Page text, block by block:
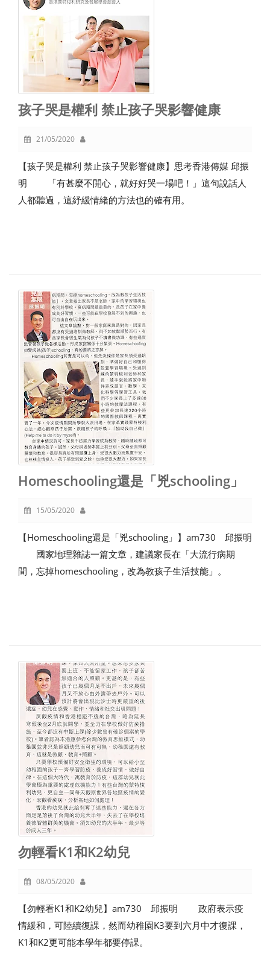
孩子哭是權利 禁止孩子哭影響健康
21/05/2020
【孩子哭是權利 禁止孩子哭影響健康】思考香港傳媒 邱振
明 「有甚麼不開心，就好好哭一場吧！」這句說話人
人都聽過，這紓緩情緒的方法也的確有用。
Homeschooling還是「兇schooling」
15/05/2020
【Homeschooling還是「兇schooling」】am730 邱振明
國家地理雜誌一篇文章，建議家長在「大流行病期
間，忘掉homeschooling，改為教孩子生活技能」。
勿輕看K1和K2幼兒
08/05/2020
【勿輕看K1和K2幼兒】am730 邱振明 政府表示疫
情緩和，可陸續復課，然而幼稚園K3要到六月中才復課，
K1和K2更可能本學年都要停課。